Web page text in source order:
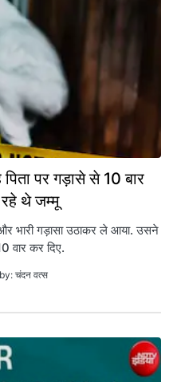
पर गड़ासे से 10 बार
रहे थे जम्मू
भारी गड़ासा उठाकर ले आया. उसने
वार कर दिए.
चंदन वत्स